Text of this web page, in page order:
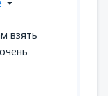
взять